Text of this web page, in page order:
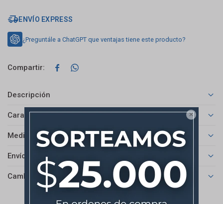

ENVÍO EXPRESS
¿Preguntále a ChatGPT que ventajas tiene este producto?
 
Descripción
Características
Medios de pago
Envíos
Cambios y Devoluciones